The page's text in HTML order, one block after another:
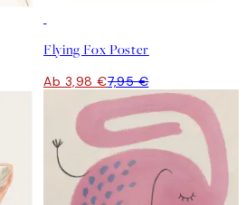
Flying Fox Poster
Ab 3,98 €7,95 €